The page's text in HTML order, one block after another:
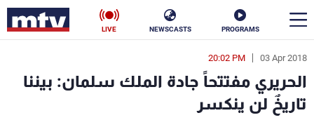
PROGRAMS
NEWSCASTS
LIVE
03 Apr 2018
20:02 PM
الحريري مفتتحاً جادة الملك سلمان: بيننا
تاريخٌ لن ينكسر
en
الأخبار